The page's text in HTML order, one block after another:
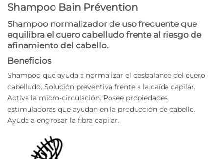
Shampoo Bain Prévention
Shampoo normalizador de uso frecuente que
equilibra el cuero cabelludo frente al riesgo de
afinamiento del cabello.
Beneficios
Shampoo que ayuda a normalizar el desbalance del cuero
cabelludo. Solución preventiva frente a la caída capilar.
Activa la micro-circulación. Posee propiedades
estimuladoras que ayudan en la producción de cabello.
Ayuda a engrosar la fibra capilar.